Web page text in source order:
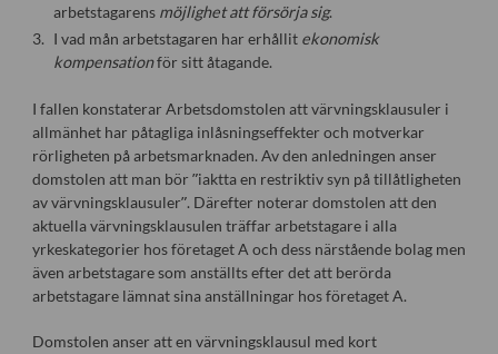
arbetstagarens möjlighet att försörja sig.
I vad mån arbetstagaren har erhållit ekonomisk
kompensationför sitt åtagande.
I fallen konstaterar Arbetsdomstolen att värvningsklausuler i
allmänhet har påtagliga inlåsningseffekter och motverkar
rörligheten på arbetsmarknaden. Av den anledningen anser
domstolen att man bör ”iaktta en restriktiv syn på tillåtligheten
av värvningsklausuler”. Därefter noterar domstolen att den
aktuella värvningsklausulen träffar arbetstagare i alla
yrkeskategorier hos företaget A och dess närstående bolag men
även arbetstagare som anställts efter det att berörda
arbetstagare lämnat sina anställningar hos företaget A.
Domstolen anser att en värvningsklausul med kort